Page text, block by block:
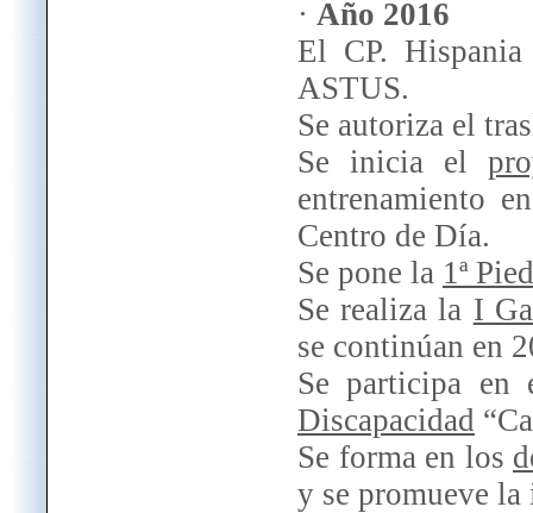
· Año 2016
El CP.
ASTUS.
Se autoriza el
Se inicia el
entrenamiento
Centro de Día.
Se pone la 1ª
Se realiza la I
se continúan en
Se participa
Discapacidad
Se forma en los
y se promueve